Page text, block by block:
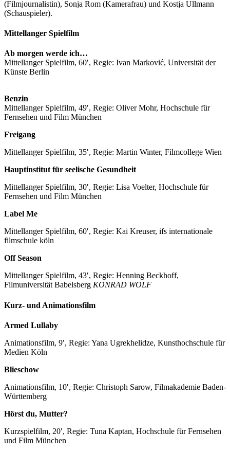
(Filmjournalistin), Sonja Rom (Kamerafrau) und Kostja Ullmann
(Schauspieler).
Mittellanger Spielfilm
Ab morgen werde ich…
Mittellanger Spielfilm, 60′, Regie: Ivan Marković, Universität der
Künste Berlin
Benzin
Mittellanger Spielfilm, 49′, Regie: Oliver Mohr, Hochschule für
Fernsehen und Film München
Freigang
Mittellanger Spielfilm, 35′, Regie: Martin Winter, Filmcollege Wien
Hauptinstitut für seelische Gesundheit
Mittellanger Spielfilm, 30′, Regie: Lisa Voelter, Hochschule für
Fernsehen und Film München
Label Me
Mittellanger Spielfilm, 60′, Regie: Kai Kreuser, ifs internationale
filmschule köln
Off Season
Mittellanger Spielfilm, 43′, Regie: Henning Beckhoff,
Filmuniversität Babelsberg KONRAD WOLF
Kurz- und Animationsfilm
Armed Lullaby
Animationsfilm, 9′, Regie: Yana Ugrekhelidze, Kunsthochschule für
Medien Köln
Blieschow
Animationsfilm, 10′, Regie: Christoph Sarow, Filmakademie Baden-
Württemberg
Hörst du, Mutter?
Kurzspielfilm, 20′, Regie: Tuna Kaptan, Hochschule für Fernsehen
und Film München